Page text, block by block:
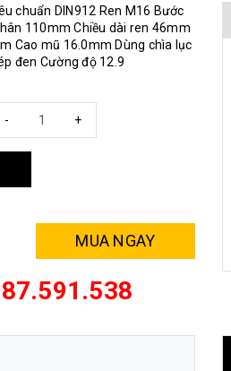
chuẩn DIN912 Ren M16 Bước
110mm Chiều dài ren 46mm
Cao mũ 16.0mm Dùng chìa lục
đen Cường độ 12.9
+
-
MUA NGAY